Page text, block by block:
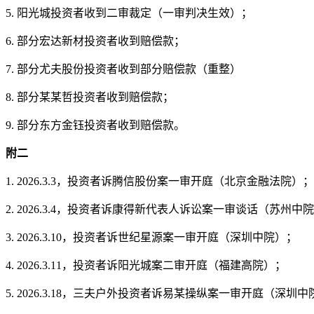
5. 阳光城投资者收到二审裁定（一审判决生效）；
6. 部分宏达新材投资者收到赔偿款；
7. 部分尤夫股份投资者收到部分赔偿款（重整）
8. 部分某某哲投资者收到赔偿款；
9. 部分东方金钰投资者收到赔偿款。
附二
1. 2026.3.3，投资者诉腾信股份案一审开庭（北京金融法院）；
2. 2026.3.4，投资者诉康得新代表人诉讼案一审谈话（苏州中
3. 2026.3.10，投资者诉世纪星源案一审开庭（深圳中院）；
4. 2026.3.11，投资者诉阳光城案二审开庭（福建高院）；
5. 2026.3.18，三夫户外投资者诉易某操纵案一审开庭（深圳中